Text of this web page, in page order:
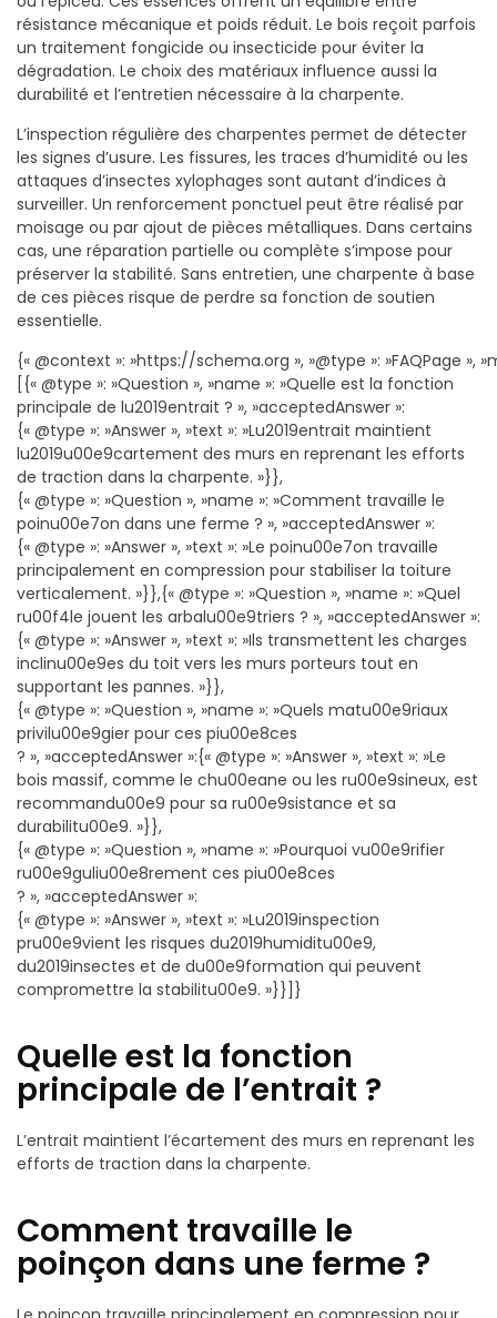
résistance mécanique et poids réduit. Le bois reçoit parfois
un traitement fongicide ou insecticide pour éviter la
dégradation. Le choix des matériaux influence aussi la
durabilité et l’entretien nécessaire à la charpente.
L’inspection régulière des charpentes permet de détecter
les signes d’usure. Les fissures, les traces d’humidité ou les
attaques d’insectes xylophages sont autant d’indices à
surveiller. Un renforcement ponctuel peut être réalisé par
moisage ou par ajout de pièces métalliques. Dans certains
cas, une réparation partielle ou complète s’impose pour
préserver la stabilité. Sans entretien, une charpente à base
de ces pièces risque de perdre sa fonction de soutien
essentielle.
{« @context »: »https://schema.org », »@type »: »FAQPage »,
[{« @type »: »Question », »name »: »Quelle est la fonction
principale de lu2019entrait ? », »acceptedAnswer »:
{« @type »: »Answer », »text »: »Lu2019entrait maintient
lu2019u00e9cartement des murs en reprenant les efforts
de traction dans la charpente. »}},
{« @type »: »Question », »name »: »Comment travaille le
poinu00e7on dans une ferme ? », »acceptedAnswer »:
{« @type »: »Answer », »text »: »Le poinu00e7on travaille
principalement en compression pour stabiliser la toiture
verticalement. »}},{« @type »: »Question », »name »: »Quel
ru00f4le jouent les arbalu00e9triers ? », »acceptedAnswer »:
{« @type »: »Answer », »text »: »Ils transmettent les charges
inclinu00e9es du toit vers les murs porteurs tout en
supportant les pannes. »}},
{« @type »: »Question », »name »: »Quels matu00e9riaux
privilu00e9gier pour ces piu00e8ces
? », »acceptedAnswer »:{« @type »: »Answer », »text »: »Le
bois massif, comme le chu00eane ou les ru00e9sineux, est
recommandu00e9 pour sa ru00e9sistance et sa
durabilitu00e9. »}},
{« @type »: »Question », »name »: »Pourquoi vu00e9rifier
ru00e9guliu00e8rement ces piu00e8ces
? », »acceptedAnswer »:
{« @type »: »Answer », »text »: »Lu2019inspection
pru00e9vient les risques du2019humiditu00e9,
du2019insectes et de du00e9formation qui peuvent
compromettre la stabilitu00e9. »}}]}
Quelle est la fonction
principale de l’entrait ?
L’entrait maintient l’écartement des murs en reprenant les
efforts de traction dans la charpente.
Comment travaille le
poinçon dans une ferme ?